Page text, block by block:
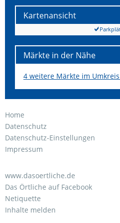
Kartenansicht
Märkte in der Nähe
4 weitere Märkte im
Home
Datenschutz
Datenschutz-Einstellungen
Impressum
www.dasoertliche.de
Das Örtliche auf Facebook
Netiquette
Inhalte melden